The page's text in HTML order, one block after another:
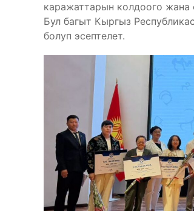
каражаттарын колдоого жана
Бул багыт Кыргыз
болуп эсептелет.